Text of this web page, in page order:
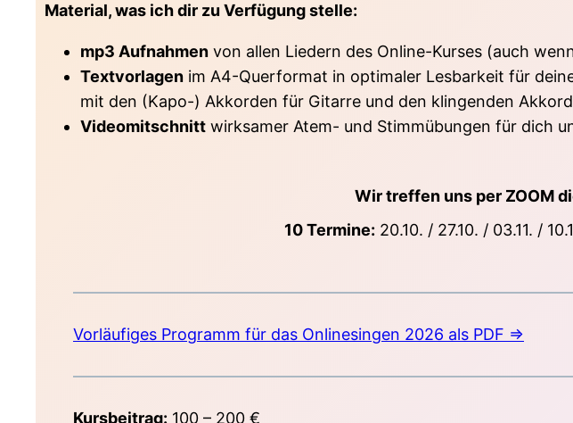
Material, was ich dir zu Verfügung stelle:
mp3 Aufnahmen von allen Liedern des Online-Kurses (auch
Textvorlagen im A4-Querformat in optimaler Lesbarkeit für
mit den (Kapo-) Akkorden für Gitarre und den klingenden
Videomitschnitt wirksamer Atem- und Stimmübungen für dich
Wir treffen uns per ZOOM
10 Termine: 20.10. / 27.10. / 03.11. /
Vorläufiges Programm für das Onlinesingen 2026 als PDF =>
Kursbeitrag: 100 – 200 €